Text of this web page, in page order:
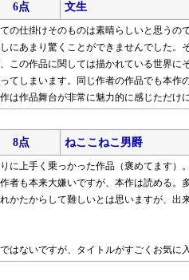
6点 文生
の仕掛けそのものは素晴らしいと思う
にあまり驚くことができませんでした
この作品に関しては描かれている世界に
てしまいます。同じ作者の作品でも本
は作品舞台が非常に魅力的に感じただけ
8点 ねここねこ男爵
に上手く乗っかった作品（褒めてます
者も本来大嫌いですが、本作は読める。
かたからして難しいとは思いますが、
はないですが、タイトルがすごくお気に